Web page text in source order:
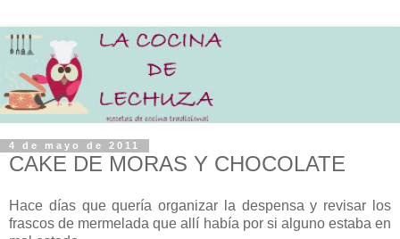
4 de mayo de 2011
CAKE DE MORAS Y CHOCOLATE
Hace días que quería organizar la despensa y revisar los
frascos de mermelada que allí había por si alguno estaba en